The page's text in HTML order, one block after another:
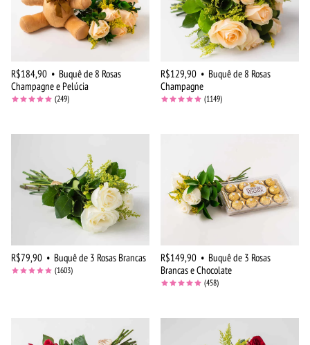
R$184,90 • Buquê de 8 Rosas
Champagne e Pelúcia
(249)
R$129,90 • Buquê de 8 Rosas
Champagne
(1149)
R$79,90 • Buquê de 3 Rosas Brancas
(1603)
R$149,90 • Buquê de 3 Rosas
Brancas e Chocolate
(458)